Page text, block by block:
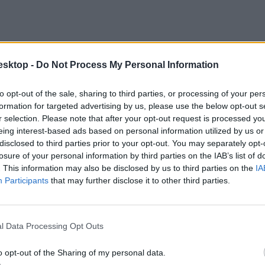
- Do Not Process My Personal Information
opt-out of the sale, sharing to third parties, or processing of your
for targeted advertising by us, please use the below opt-out
selection. Please note that after your opt-out request is processed
interest-based ads based on personal information utilized by us
to third parties prior to your opt-out. You may separately
of your personal information by third parties on the IAB’s list of
This information may also be disclosed by us to third parties on the
Participants that may further disclose it to other third parties.
Data Processing Opt Outs
opt-out of the Sharing of my personal data.
tudunk róla eddig
sem, ha idén az általános- vagy pótfelvételi eljárás során nem
a képzésekre jelentkeztek és kerültek be a